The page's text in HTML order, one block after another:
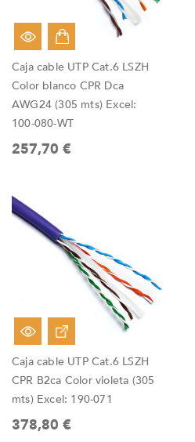
Caja cable UTP Cat.6 LSZH
Color blanco CPR Dca
AWG24 (305 mts) Excel:
100-080-WT
257,70 €
Caja cable UTP Cat.6 LSZH
CPR B2ca Color violeta (305
mts) Excel: 190-071
378,80 €